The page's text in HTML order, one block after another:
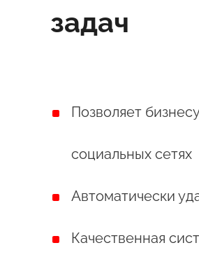
задач
Позволяет
социальных сетях
Автоматически
Качественная